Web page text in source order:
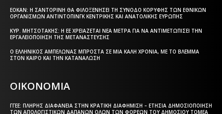
ΕΟΚΑΝ: Η ΣΑΝΤΟΡΊΝΗ ΘΑ ΦΙΛΟΞΕΝΉΣΕΙ ΤΗ ΣΎΝΟΔΟ ΚΟΡΥΦΉΣ ΤΩΝ ΕΘΝΙΚΏΝ
ΟΡΓΑΝΙΣΜΏΝ ΑΝΤΙΝΤΌΠΙΝΓΚ ΚΕΝΤΡΙΚΉΣ ΚΑΙ ΑΝΑΤΟΛΙΚΉΣ ΕΥΡΏΠΗΣ
ΚΥΡ. ΜΗΤΣΟΤΆΚΗΣ: Η ΕΕ ΧΡΕΙΆΖΕΤΑΙ ΝΈΑ ΜΈΤΡΑ ΓΙΑ ΝΑ ΑΝΤΙΜΕΤΩΠΊΣΕΙ ΤΗΝ
ΕΡΓΑΛΕΙΟΠΟΊΗΣΗ ΤΗΣ ΜΕΤΑΝΆΣΤΕΥΣΗΣ
Ο ΕΛΛΗΝΙΚΌΣ ΑΜΠΕΛΏΝΑΣ ΜΠΡΟΣΤΆ ΣΕ ΜΙΑ ΚΑΛΉ ΧΡΟΝΙΆ, ΜΕ ΤΟ ΒΛΈΜΜΑ
ΣΤΟΝ ΚΑΙΡΌ ΚΑΙ ΤΗΝ ΚΑΤΑΝΆΛΩΣΗ
ΟΙΚΟΝΟΜΙΑ
ΓΓΕΕ: ΠΛΉΡΗΣ ΔΙΑΦΆΝΕΙΑ ΣΤΗΝ ΚΡΑΤΙΚΉ ΔΙΑΦΉΜΙΣΗ – EΤΉΣΙΑ ΔΗΜΟΣΙΟΠΟΊΗΣΗ
ΤΩΝ ΑΠΟΛΟΓΙΣΤΙΚΏΝ ΔΑΠΑΝΏΝ ΌΛΩΝ ΤΩΝ ΦΟΡΈΩΝ ΤΟΥ ΔΗΜΟΣΊΟΥ ΤΟΜΈΑ